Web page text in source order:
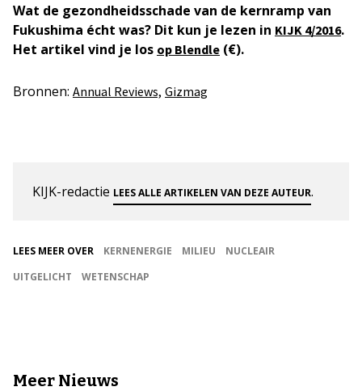
Wat de gezondheidsschade van de kernramp van
Fukushima écht was? Dit kun je lezen in KIJK 4/2016.
Het artikel vind je los op Blendle (€).
Bronnen: Annual Reviews, Gizmag
KIJK-redactie LEES ALLE ARTIKELEN VAN DEZE AUTEUR.
LEES MEER OVER KERNENERGIE MILIEU
NUCLEAIR
UITGELICHT
WETENSCHAP
Meer Nieuws